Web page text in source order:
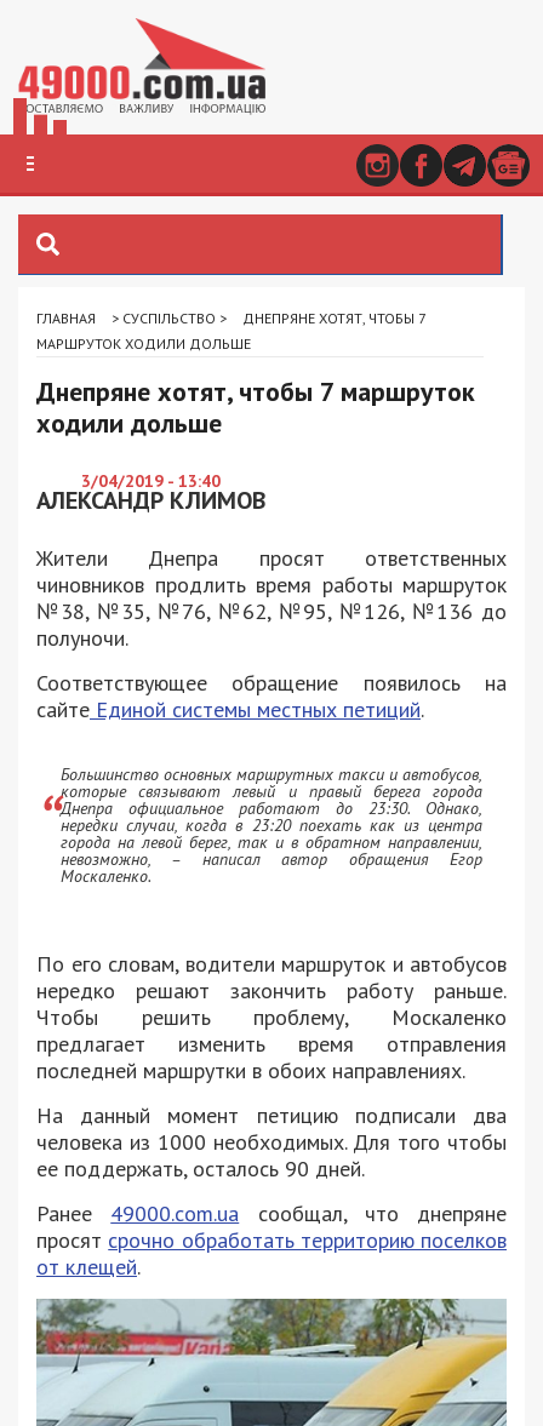
ГЛАВНАЯ > СУСПІЛЬСТВО >
ДНЕПРЯНЕ ХОТЯТ, ЧТОБЫ 7
МАРШРУТОК ХОДИЛИ ДОЛЬШЕ
Днепряне хотят, чтобы 7 маршруток
ходили дольше
3/04/2019 - 13:40
АЛЕКСАНДР КЛИМОВ
Жители Днепра просят ответственных
чиновников продлить время работы маршруток
№38, №35, №76, №62, №95, №126, №136 до
полуночи.
Соответствующее обращение появилось на
сайте Единой системы местных петиций.
Большинство основных маршрутных такси и автобусов,
которые связывают левый и правый берега города
Днепра официальное работают до 23:30. Однако,
нередки случаи, когда в 23:20 поехать как из центра
города на левой берег, так и в обратном направлении,
невозможно, – написал автор обращения Егор
Москаленко.
По его словам, водители маршруток и автобусов
нередко решают закончить работу раньше.
Чтобы решить проблему, Москаленко
предлагает изменить время отправления
последней маршрутки в обоих направлениях.
На данный момент петицию подписали два
человека из 1000 необходимых. Для того чтобы
ее поддержать, осталось 90 дней.
Ранее 49000.com.ua сообщал, что днепряне
просят срочно обработать территорию поселков
от клещей.